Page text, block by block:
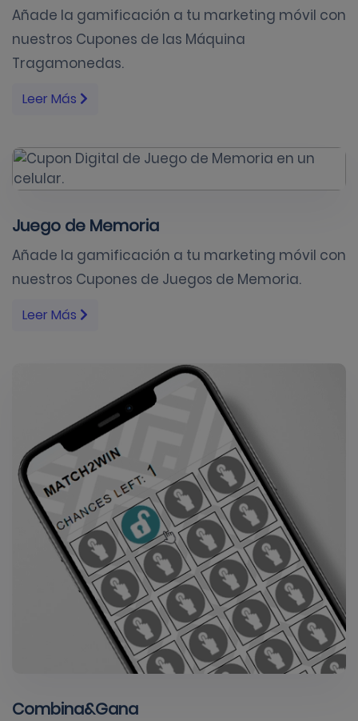
Añade la gamificación a tu marketing móvil con
nuestros Cupones de las Máquina
Tragamonedas.
Leer Más
Juego de Memoria
Añade la gamificación a tu marketing móvil con
nuestros Cupones de Juegos de Memoria.
Leer Más
Combina&Gana